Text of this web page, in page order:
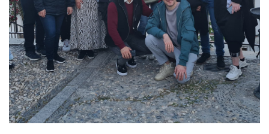
17 Junio 2026
Horario y
acceso al
01 Junio 2026
Estudiantes
de Diseño
Gráfico
participan